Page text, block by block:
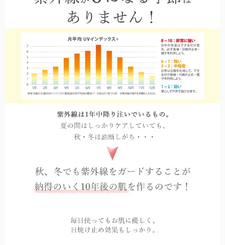
傘袋
キッズ用日傘
日差しの影響を受けやすいお子様用の日傘。入学などのギフトにも。
秋冬帽子
秋冬も降り注ぐ紫外線対策に。上質なウール素材を使用。
日差しや紫外線の悪影響を受けやすいお子様に。
全てのアームカバー/手袋
こちらから全てのアームカバー/手袋をご覧頂けます。
シューズ
日焼け止めを塗り忘れがちな足の甲までカバーするパンプス。
全てのUVカットウェア
こちらから全てのUVカットウェアをご覧頂けます。
全てのサングラス
こちらから全てのメラニンサングラスをご覧頂けます。